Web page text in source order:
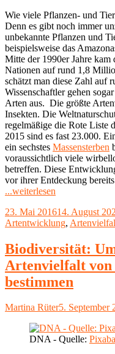
Wie viele Pflanzen- und
Denn es gibt noch immer
unbekannte Pflanzen und
beispielsweise das
Mitte der 1990er Jahre
Nationen auf rund 1,8
schätzt man diese Zahl auf
Wissenschaftler gehen
Arten aus. Die größte
Insekten. Die
regelmäßige die Rote Liste
2015 sind es fast 23.000.
ein sechstes Massensterben
voraussichtlich viele
betreffen. Diese
vor ihrer Entdeckung
...weiterlesen
Gefahr"
Veröffentlicht
am
23. Mai 201614. August
Artentwicklung,
Biodiversität:
Artenvielfalt von
bestimmen
Autor
Martina RüterVeröffentlicht
5. September
DNA - Quelle: